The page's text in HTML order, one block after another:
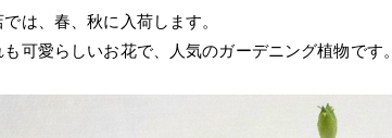
では、春、秋に入荷します。
も可愛らしいお花で、人気のガーデニング植物です。